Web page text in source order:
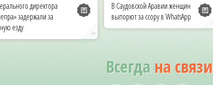
директора
задержали за
езду
В Саудовской Аравии женщин
выпорют за ссору в WhatsApp
Всегда на связи